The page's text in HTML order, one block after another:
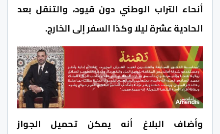
أنحاء التراب الوطني دون قيود، والتنقل بعد
الحادية عشرة ليلا وكذا السفر إلى الخارج.
وأضاف البلاغ أنه يمكن تحميل الجواز